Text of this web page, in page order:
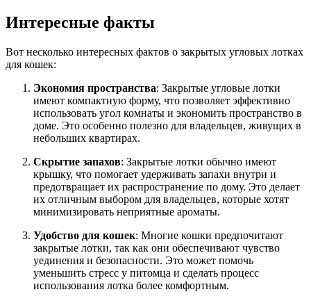
Интересные факты
Вот несколько интересных фактов о закрытых угловых лотках
для кошек:
Экономия пространства: Закрытые угловые лотки
имеют компактную форму, что позволяет эффективно
использовать угол комнаты и экономить пространство в
доме. Это особенно полезно для владельцев, живущих в
небольших квартирах.
Скрытие запахов: Закрытые лотки обычно имеют
крышку, что помогает удерживать запахи внутри и
предотвращает их распространение по дому. Это делает
их отличным выбором для владельцев, которые хотят
минимизировать неприятные ароматы.
Удобство для кошек: Многие кошки предпочитают
закрытые лотки, так как они обеспечивают чувство
уединения и безопасности. Это может помочь
уменьшить стресс у питомца и сделать процесс
использования лотка более комфортным.